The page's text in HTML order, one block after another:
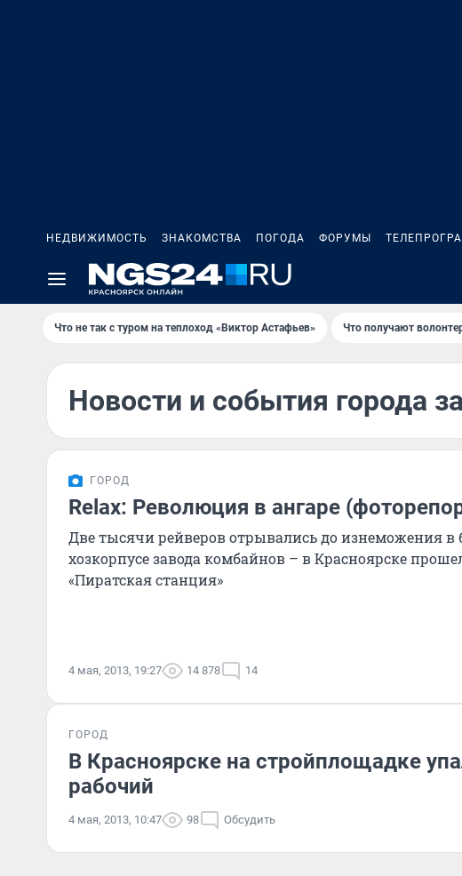
НЕДВИЖИМОСТЬ ЗНАКОМСТВА ПОГОДА ФОРУМЫ
Что не так с туром на теплоход «Виктор Астафьев» Что получают
Новости и события города
ГОРОД
Relax: Революция в ангаре
Две тысячи рейверов отрывались до изнеможения
хозкорпусе завода комбайнов – в Красноярске
«Пиратская станция»
4 мая, 2013, 19:27 14 878 14
ГОРОД
В Красноярске на стройплощадке
рабочий
4 мая, 2013, 10:47 98 Обсудить